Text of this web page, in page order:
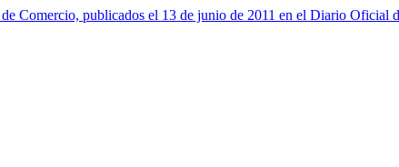
Comercio, publicados el 13 de junio de 2011 en el Diario Oficial